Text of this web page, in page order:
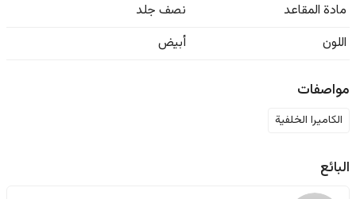
مادة المقاعد
نصف جلد
اللون
أبيض
مواصفات
الكاميرا الخلفية
البائع